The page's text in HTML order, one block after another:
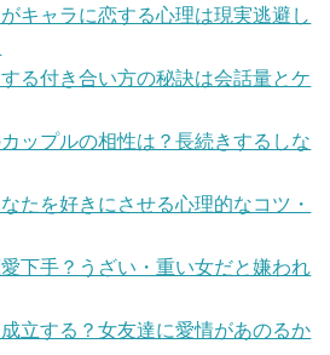
キャラに恋する心理は現実逃避し
る付き合い方の秘訣は会話量とケ
ップルの相性は？長続きするしな
たを好きにさせる心理的なコツ・
下手？うざい・重い女だと嫌われ
立する？女友達に愛情があのるか